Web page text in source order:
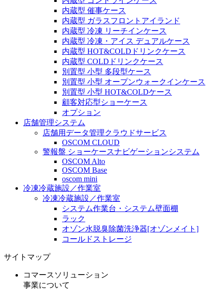
内蔵型 催事ケース
内蔵型 ガラスフロントアイランド
内蔵型 冷凍 リーチインケース
内蔵型 冷凍・アイス デュアルケース
内蔵型 HOT&COLDドリンクケース
内蔵型 COLDドリンクケース
別置型 小型 多段型ケース
別置型 小型 オープンウォークインケース
別置型 小型 HOT&COLDケース
顧客対応型ショーケース
オプション
店舗管理システム
店舗用データ管理クラウドサービス
OSCOM CLOUD
警報盤 ショーケースナビゲーションシステム
OSCOM Alto
OSCOM Base
oscom mini
冷凍冷蔵施設／作業室
冷凍冷蔵施設／作業室
システム作業台・システム壁面棚
ラック
オゾン水脱臭除菌洗浄器[オゾンメイト]
コールドストレージ
サイトマップ
コマースソリューション
事業について